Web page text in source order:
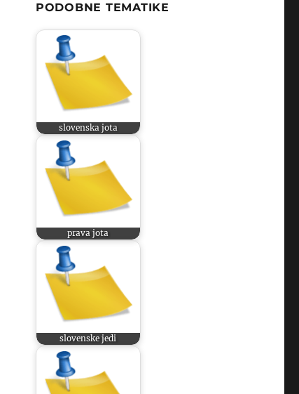
PODOBNE TEMATIKE
slovenska jota
prava jota
slovenske jedi